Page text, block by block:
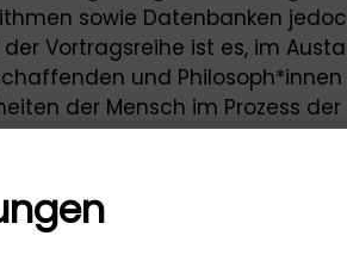
sowie Datenbanken
der Vortragsreihe ist es, im
und
der Mensch im Prozess
gewinnt und welche